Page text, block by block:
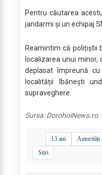
Pentru căutarea
jandarmi și un echipaj
Reamintim că polițiștii
localizarea unui minor,
deplasat împreună
localității Ibănești
supraveghere.
Sursa:DorohoiNews.ro
13 ani Autorități
Stiri